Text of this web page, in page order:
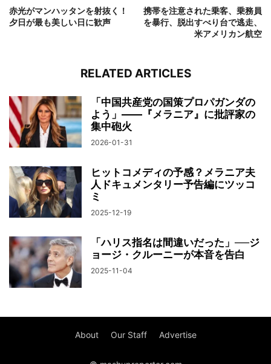
赤光がマンハッタンを射抜く！
夕日が最も美しい日に歓声
携帯を注意された乗客、乗務員
を暴行、脱出すべり台で逃走、
米アメリカン航空
RELATED ARTICLES
「中国共産党の国策プロパガンダの
よう」――『メラニア』に批評家の
集中砲火
2026-01-31
ヒットコメディの予感？メラニア夫
人ドキュメンタリー予告編にツッコ
ミ
2025-12-19
「ハリス指名は間違いだった」──ジ
ョージ・クルーニーが本音を告白
2025-11-04
About Our Staff Advertise